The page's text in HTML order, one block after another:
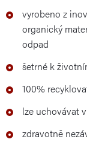
vyrobeno z
organický
odpad
šetrné k
100%
lze uchovávat
zdravotně